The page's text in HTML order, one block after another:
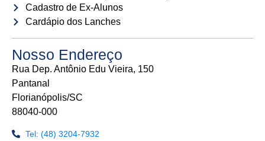
Cadastro de Ex-Alunos
Cardápio dos Lanches
Nosso Endereço
Rua Dep. Antônio Edu Vieira, 150
Pantanal
Florianópolis/SC
88040-000
Tel: (48) 3204-7932